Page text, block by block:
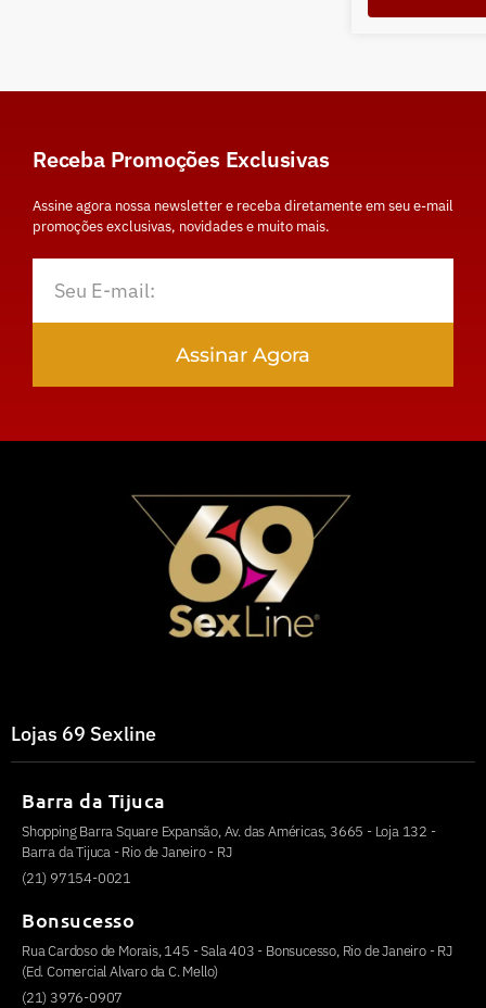
Receba Promoções Exclusivas
Assine agora nossa newsletter e receba diretamente em seu e-mail
promoções exclusivas, novidades e muito mais.
Assinar Agora
Lojas 69 Sexline
Barra da Tijuca
Shopping Barra Square Expansão, Av. das Américas, 3665 - Loja 132 -
Barra da Tijuca - Rio de Janeiro - RJ
(21) 97154-0021
Bonsucesso
Rua Cardoso de Morais, 145 - Sala 403 - Bonsucesso, Rio de Janeiro - RJ
(Ed. Comercial Alvaro da C. Mello)
(21) 3976-0907